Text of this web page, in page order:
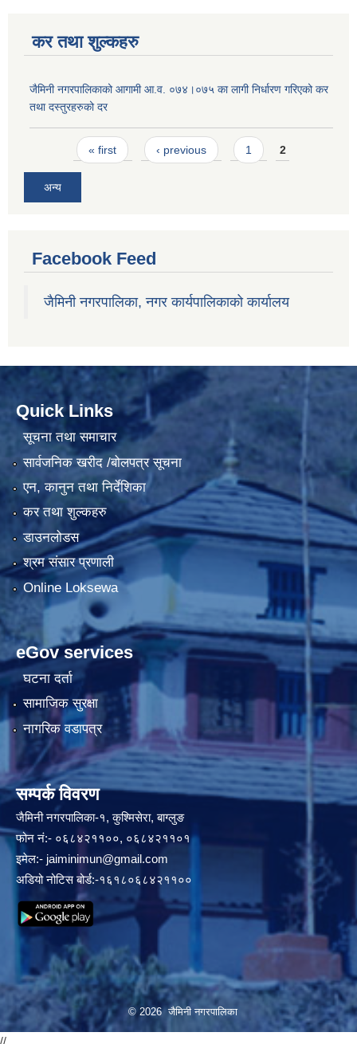
कर तथा शुल्कहरु
जैमिनी नगरपालिकाको आगामी आ.व. ०७४।०७५ का लागी निर्धारण गरिएको कर
तथा दस्तुरहरुको दर
Pages« first ‹ previous 1 2
अन्य
Facebook Feed
जैमिनी नगरपालिका, नगर कार्यपालिकाको कार्यालय
Quick Links
सूचना तथा समाचार
सार्वजनिक खरीद /बोलपत्र सूचना
एन, कानुन तथा निर्देशिका
कर तथा शुल्कहरु
डाउनलोडस
श्रम संसार प्रणाली
Online Loksewa
eGov services
घटना दर्ता
सामाजिक सुरक्षा
नागरिक वडापत्र
सम्पर्क विवरण
जैमिनी नगरपालिका-१, कुश्मिसेरा, बाग्लुङ
फोन नं:- ०६८४२११००, ०६८४२११०१
इमेल:- jaiminimun@gmail.com
अडियो नोटिस बोर्ड:-१६१८०६८४२११००
© 2026 जैमिनी नगरपालिका
//